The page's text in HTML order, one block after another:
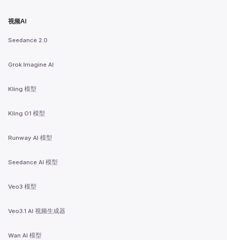
视频AI
Seedance 2.0
Grok Imagine AI
Kling 模型
Kling O1 模型
Runway AI 模型
Seedance AI 模型
Veo3 模型
Veo3.1 AI 视频生成器
Wan AI 模型